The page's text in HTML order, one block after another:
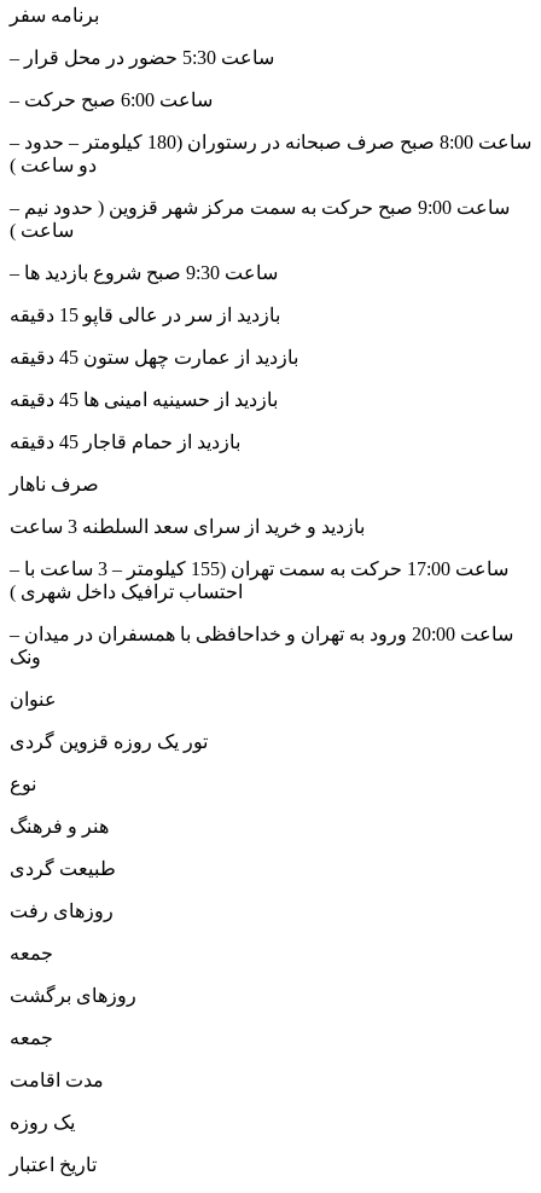
برنامه سفر
– ساعت 5:30 حضور در محل قرار
– ساعت 6:00 صبح حرکت
– ساعت 8:00 صبح صرف صبحانه در رستوران (180 کیلومتر – حدود
دو ساعت )
– ساعت 9:00 صبح حرکت به سمت مرکز شهر قزوین ( حدود نیم
ساعت )
– ساعت 9:30 صبح شروع بازدید ها
بازدید از سر در عالی قاپو 15 دقیقه
بازدید از عمارت چهل ستون 45 دقیقه
بازدید از حسینیه امینی ها 45 دقیقه
بازدید از حمام قاجار 45 دقیقه
صرف ناهار
بازدید و خرید از سرای سعد السلطنه 3 ساعت
– ساعت 17:00 حرکت به سمت تهران (155 کیلومتر – 3 ساعت با
احتساب ترافیک داخل شهری )
– ساعت 20:00 ورود به تهران و خداحافظی با همسفران در میدان
ونک
عنوان
تور یک روزه قزوین گردی
نوع
هنر و فرهنگ
طبیعت گردی
روزهای رفت
جمعه
روزهای برگشت
جمعه
مدت اقامت
یک روزه
تاریخ اعتبار